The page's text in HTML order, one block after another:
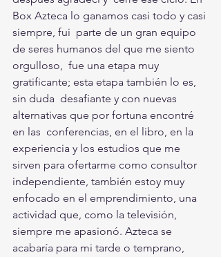
Box Azteca lo ganamos casi todo y casi
siempre, fui  parte de un gran equipo
de seres humanos del que me siento
orgulloso,  fue una etapa muy
gratificante; esta etapa también lo es,
sin duda  desafiante y con nuevas
alternativas que por fortuna encontré
en las  conferencias, en el libro, en la
experiencia y los estudios que me
sirven para ofertarme como consultor
independiente, también estoy muy
enfocado en el emprendimiento, una
actividad que, como la televisión,
siempre me apasionó. Azteca se
acabaría para mi tarde o temprano,